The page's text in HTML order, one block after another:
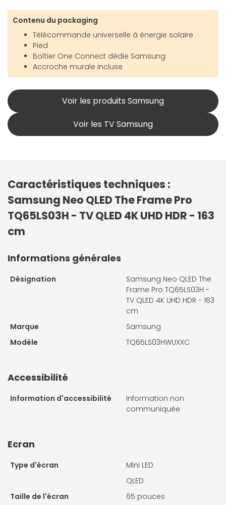
Contenu du packaging
Télécommande universelle à énergie solaire
Pied
Boîtier One Connect dédie Samsung
Accroche murale incluse
Voir les produits Samsung
Voir les TV Samsung
Caractéristiques techniques :
Samsung Neo QLED The Frame Pro
TQ65LS03H - TV QLED 4K UHD HDR - 163
cm
Informations générales
Désignation
Samsung Neo QLED The
Frame Pro TQ65LS03H -
TV QLED 4K UHD HDR - 163
cm
Marque
Samsung
Modèle
TQ65LS03HWUXXC
Accessibilité
Information d'accessibilité
Information non
communiquée
Ecran
Type d'écran
Mini LED
QLED
Taille de l'écran
65 pouces